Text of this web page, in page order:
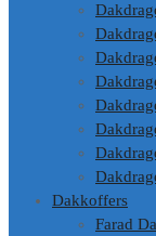
Dakkoffers
Farad